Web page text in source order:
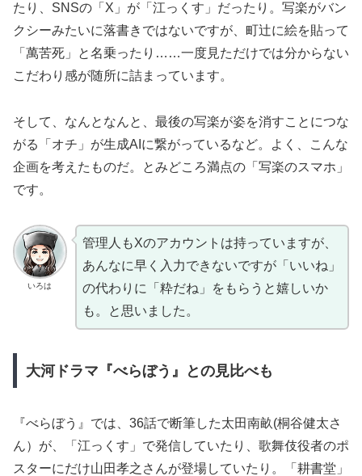
たり、SNSの「X」が「江っくす」だったり。写楽がバン
クシーみたいに落書きではないですが、町辻に絵を貼って
「萬苦死」と名乗ったり……一度見ただけでは分からない
こだわり感が随所に詰まっています。
そして、なんとなんと、最後の写楽が姿を消すことにつな
がる「オチ」が生成AIに繋がっているなど。よく、こんな
企画を考えたものだ。とみどころ満点の「写楽のスマホ」
です。
いろは
管理人もXのアカウントは持っていますが、
あんなに早く入力できないですが「いいね」
の代わりに「粋だね」をもらうと嬉しいか
も。と思いました。
大河ドラマ『べらぼう』との見比べも
『べらぼう』では、36話で断筆した太田南畝(桐谷健太さ
ん）が、「江っくす」で発信していたり、歌舞伎役者のポ
スターにだけ山田孝之さんが登場していたり。「耕書堂」